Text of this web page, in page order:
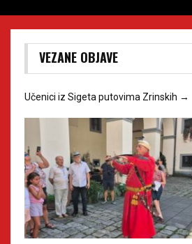
VEZANE OBJAVE
Učenici iz Sigeta putovima Zrinskih →